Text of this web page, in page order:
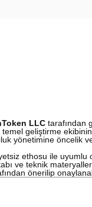
LLC tarafından
geliştirme ekibinin
yönetimine öncelik
ethosu ile
ve teknik
önerilip